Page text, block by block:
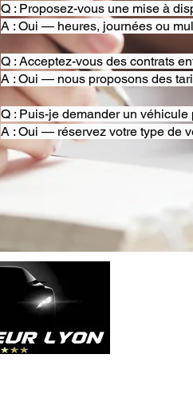
Q : Proposez-vous une mise à
A : Oui — heures, journées ou
Q : Acceptez-vous des contrats
A : Oui — nous proposons des
Q : Puis-je demander un véhicule
A : Oui — réservez votre type de